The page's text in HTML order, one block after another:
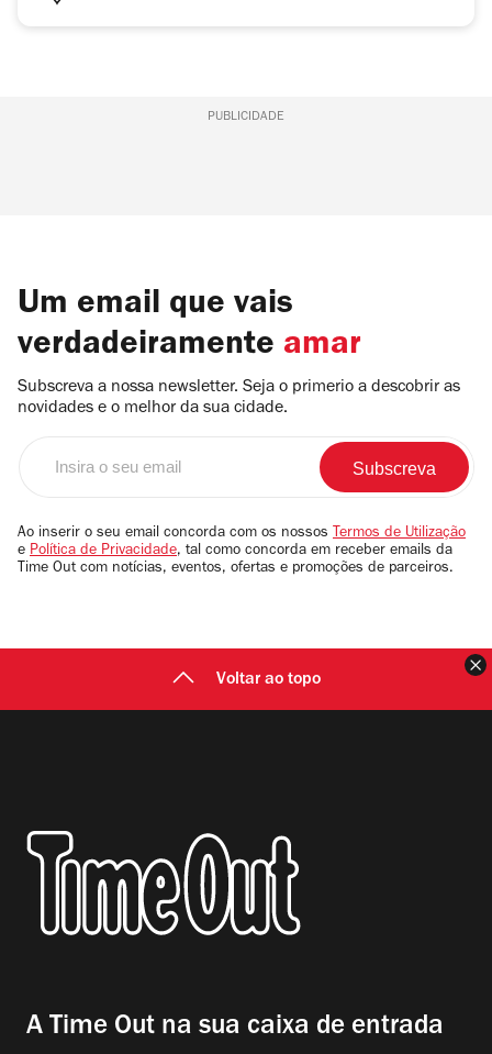
PUBLICIDADE
Um email que vais
verdadeiramente amar
Subscreva a nossa newsletter. Seja o primerio a descobrir as
novidades e o melhor da sua cidade.
email
Ao inserir o seu email concorda com os nossos Termos de Utilização
e Política de Privacidade, tal como concorda em receber emails da
Time Out com notícias, eventos, ofertas e promoções de parceiros.
Voltar ao topo
A Time Out na sua caixa de entrada